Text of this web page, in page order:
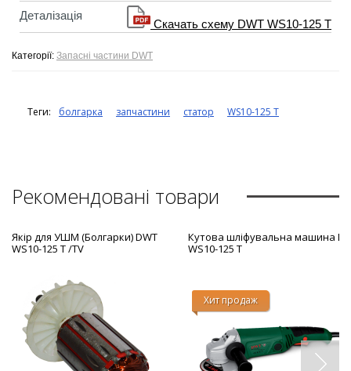
Деталізація
Скачать схему DWT WS10-125 T
Категорії: Запасні частини DWT
Теги: болгарка запчастини статор WS10-125 T
Рекомендовані товари
Якір для УШМ (Болгарки) DWT
WS10-125 T /TV
Кутова шліфувальна машина
WS10-125 T
Хит продаж